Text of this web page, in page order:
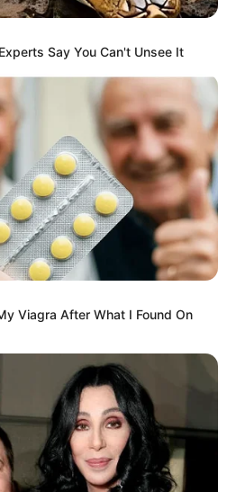
Say You Can't Unsee It
Viagra After What I Found On